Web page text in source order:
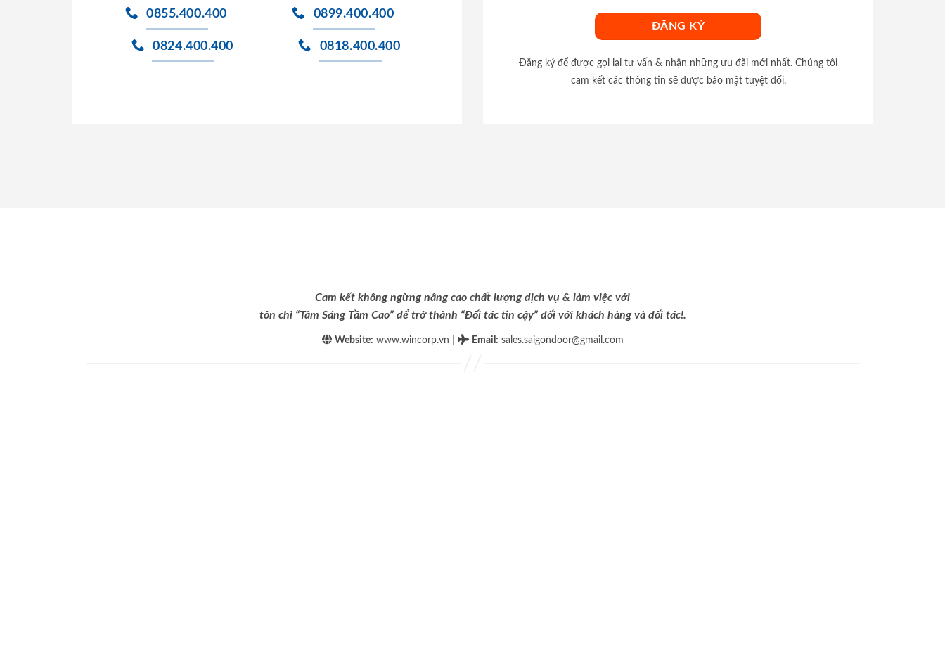
0855.400.400
0824.400.400
0899.400.400
0818.400.400
Đăng ký để được gọi lại tư vấn & nhận những ưu đãi mới nhất. Chúng tôi
cam kết các thông tin sẽ được bảo mật tuyệt đối.
Cam kết không ngừng nâng cao chất lượng dịch vụ & làm việc với
tôn chỉ “Tâm Sáng Tầm Cao” để trở thành “Đối tác tin cậy” đối với khách hàng và đối tác!.
Website: www.wincorp.vn Email : sales.saigondoor@gmail.com